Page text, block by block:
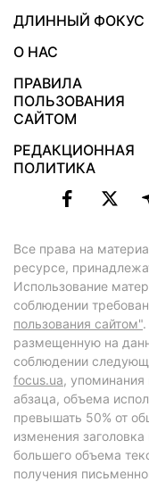
ДЛИННЫЙ ФОКУС
О НАС
ПРАВИЛА
ПОЛЬЗОВАНИЯ
САЙТОМ
РЕДАКЦИОННАЯ
ПОЛИТИКА
Все права на
ресурсе,
Использование
соблюдении
пользования сайтом"
размещенную на
соблюдении
focus.ua, упоминания
абзаца, объема
превышать 50% от
изменения
большего объема
получения